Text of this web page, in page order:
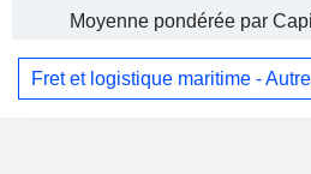
Moyenne pondérée par
Fret et logistique maritime -